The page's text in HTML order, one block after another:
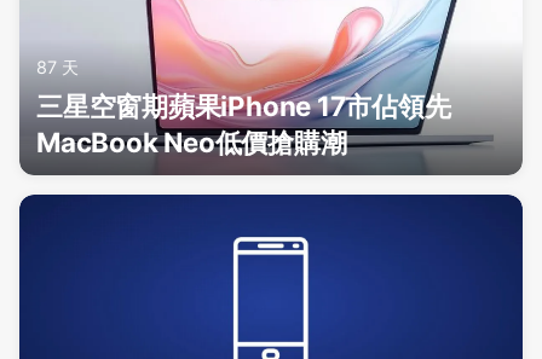
87 天
三星空窗期蘋果iPhone 17市佔領先
MacBook Neo低價搶購潮